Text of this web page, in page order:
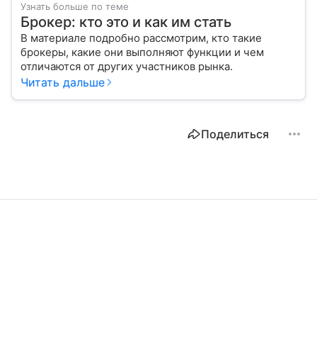
Узнать больше по теме
Брокер: кто это и как им стать
В материале подробно рассмотрим, кто такие
брокеры, какие они выполняют функции и чем
отличаются от других участников рынка.
Читать дальше
Поделиться